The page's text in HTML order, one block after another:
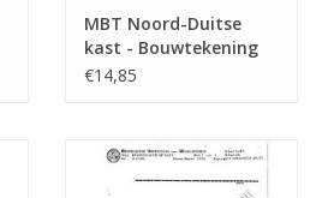
MBT Noord-Duitse
kast - Bouwtekening
Schaal 1 : N/A
€14,85